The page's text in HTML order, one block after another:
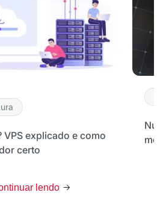
VPS explicado e como
certo
lendo